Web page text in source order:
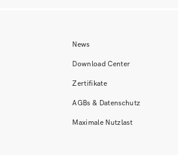
News
Download Center
Zertifikate
AGBs & Datenschutz
Maximale Nutzlast